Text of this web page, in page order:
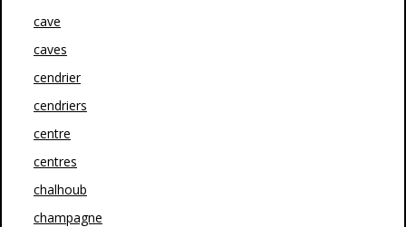
cave
caves
cendrier
cendriers
centre
centres
chalhoub
champagne